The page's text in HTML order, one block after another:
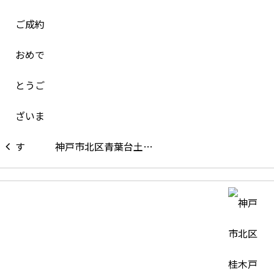
神戸市北区青葉台土…